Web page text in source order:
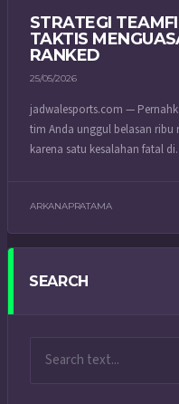
STRATEGI
TAKTIS
RANKED
25/05/2026
jadwalesports.com —
tim Anda unggul belasan
karena satu kesalahan fatal
ARKANAPRATAMA
SEARCH